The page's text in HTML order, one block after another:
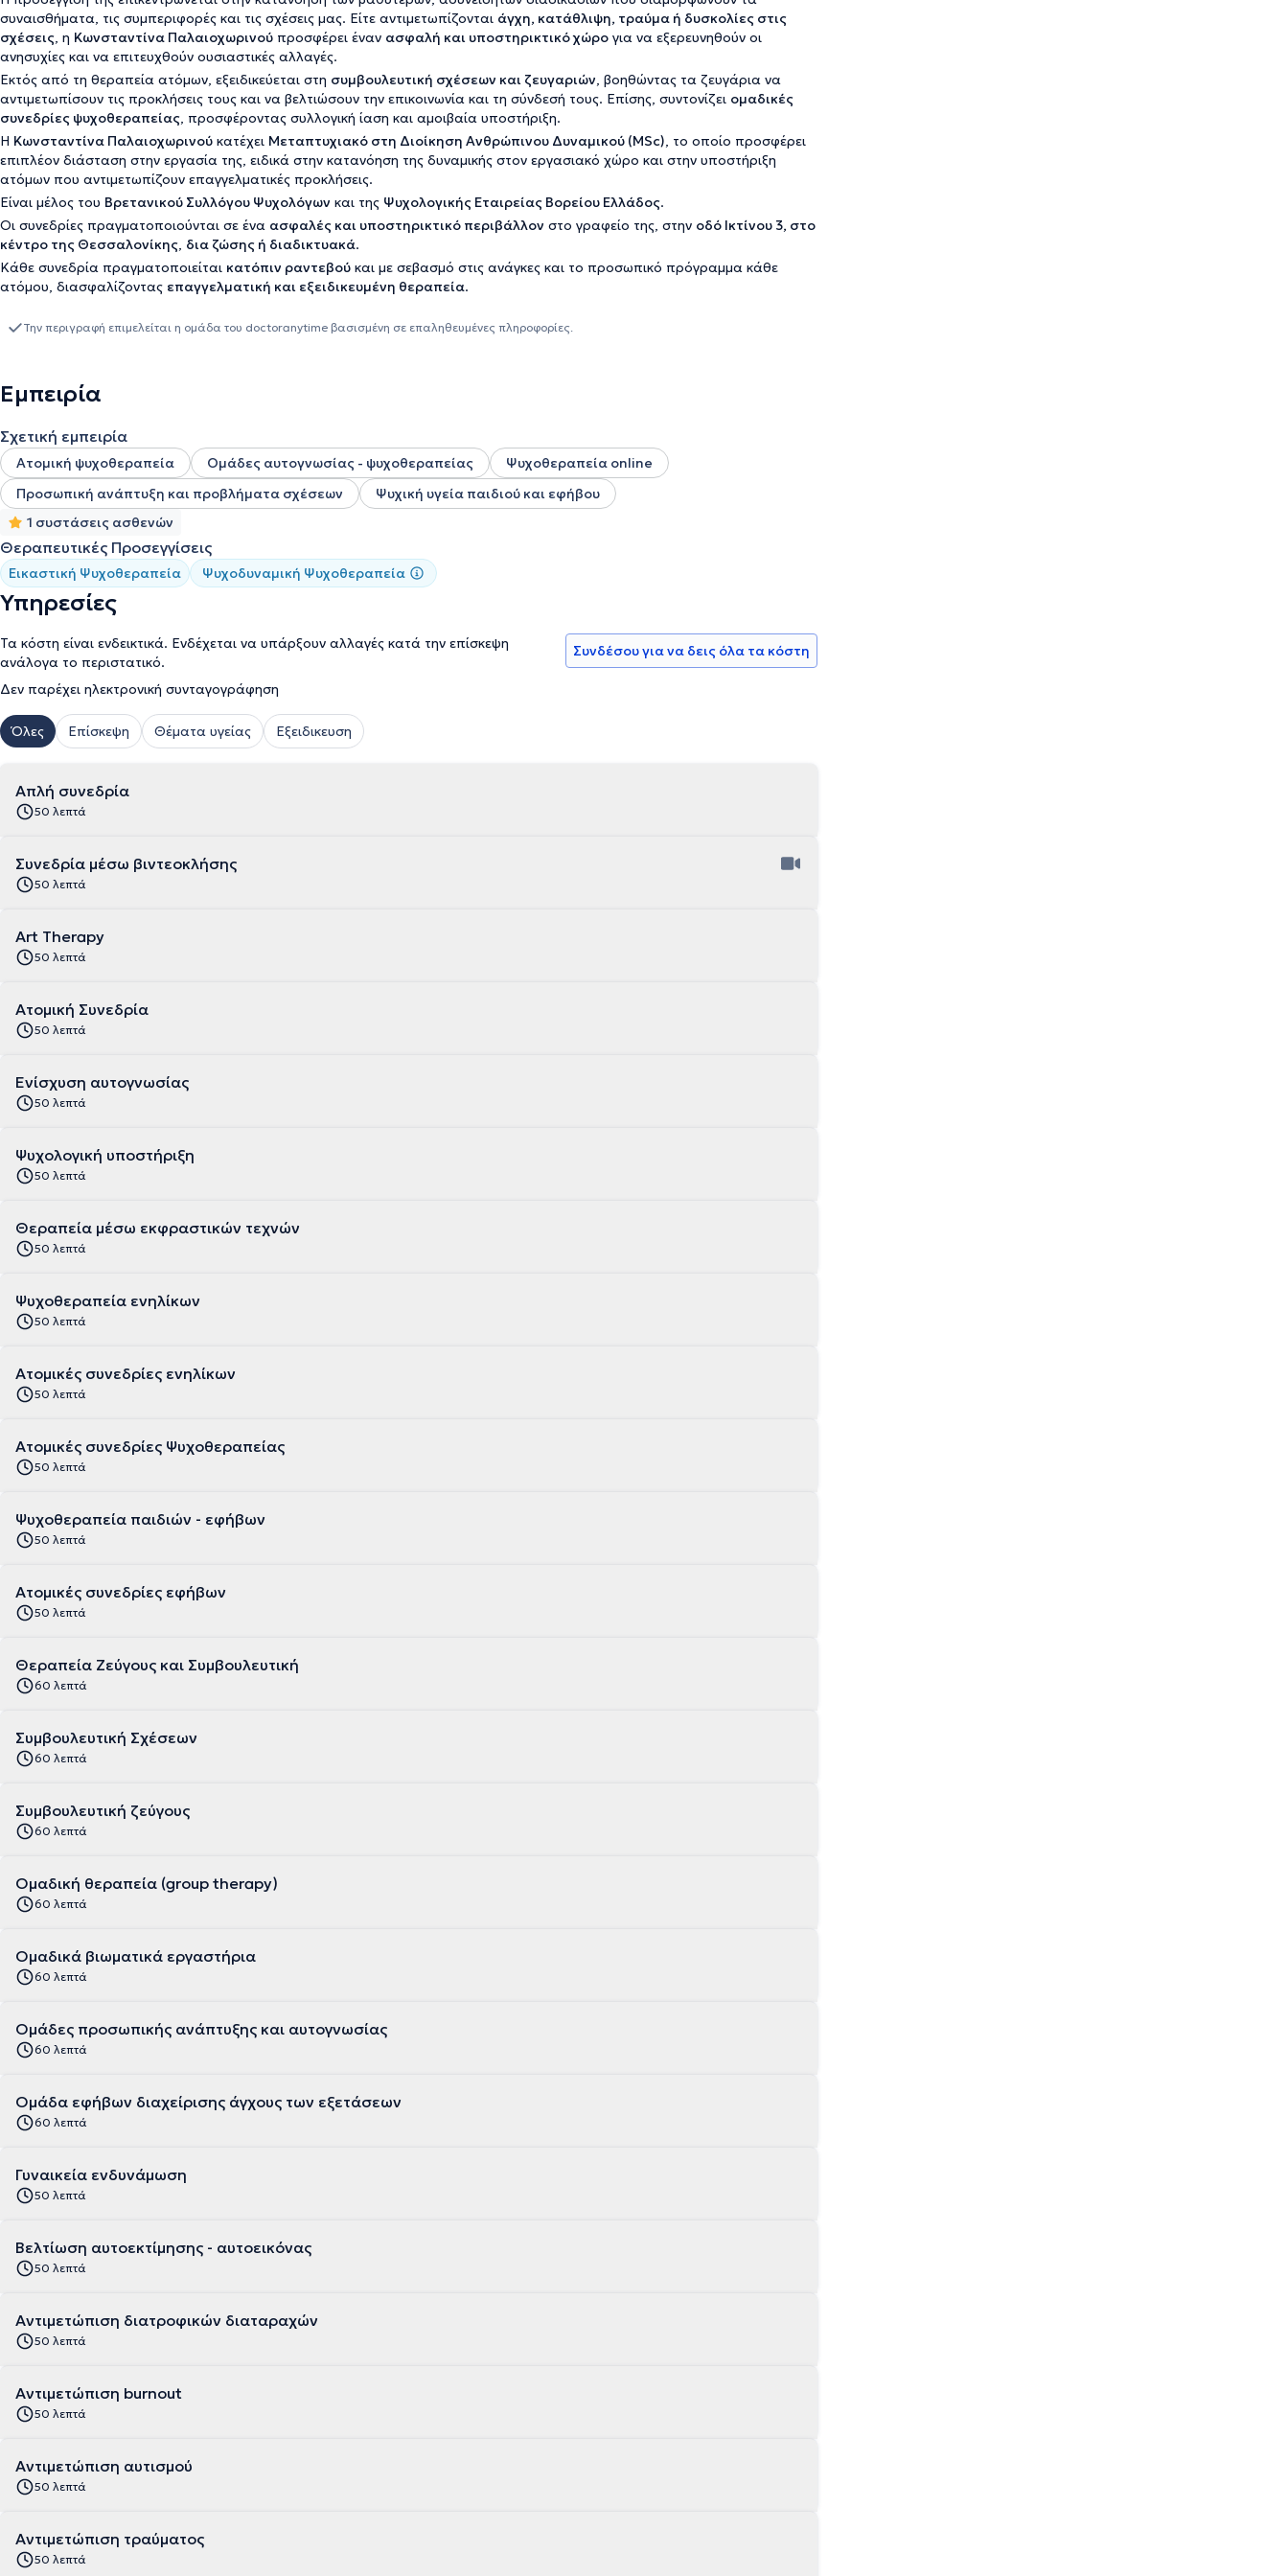
συναισθήματα, τις συμπεριφορές και τις σχέσεις μας. Είτε αντιμετωπίζονται άγχη, κατάθλιψη, τραύμα ή δυσκολίες στις
σχέσεις, η Κωνσταντίνα Παλαιοχωρινού προσφέρει έναν ασφαλή και υποστηρικτικό χώρο για να εξερευνηθούν οι
ανησυχίες και να επιτευχθούν ουσιαστικές αλλαγές.
Εκτός από τη θεραπεία ατόμων, εξειδικεύεται στη συμβουλευτική σχέσεων και ζευγαριών, βοηθώντας τα ζευγάρια να
αντιμετωπίσουν τις προκλήσεις τους και να βελτιώσουν την επικοινωνία και τη σύνδεσή τους. Επίσης, συντονίζει ομαδικές
συνεδρίες ψυχοθεραπείας, προσφέροντας συλλογική ίαση και αμοιβαία υποστήριξη.
Η Κωνσταντίνα Παλαιοχωρινού κατέχει Μεταπτυχιακό στη Διοίκηση Ανθρώπινου Δυναμικού (MSc), το οποίο προσφέρει
επιπλέον διάσταση στην εργασία της, ειδικά στην κατανόηση της δυναμικής στον εργασιακό χώρο και στην υποστήριξη
ατόμων που αντιμετωπίζουν επαγγελματικές προκλήσεις.
Είναι μέλος του Βρετανικού Συλλόγου Ψυχολόγων και της Ψυχολογικής Εταιρείας Βορείου Ελλάδος.
Οι συνεδρίες πραγματοποιούνται σε ένα ασφαλές και υποστηρικτικό περιβάλλον στο γραφείο της, στην οδό Ικτίνου 3, στο
κέντρο της Θεσσαλονίκης, δια ζώσης ή διαδικτυακά.
Κάθε συνεδρία πραγματοποιείται κατόπιν ραντεβού και με σεβασμό στις ανάγκες και το προσωπικό πρόγραμμα κάθε
ατόμου, διασφαλίζοντας επαγγελματική και εξειδικευμένη θεραπεία.
Την περιγραφή επιμελείται η ομάδα του doctoranytime βασισμένη σε επαληθευμένες πληροφορίες.
Εμπειρία
Σχετική εμπειρία
Ατομική ψυχοθεραπεία Ομάδες αυτογνωσίας - ψυχοθεραπείας
Ψυχοθεραπεία online
Προσωπική ανάπτυξη και προβλήματα σχέσεων
Ψυχική υγεία παιδιού και εφήβου
1 συστάσεις ασθενών
Θεραπευτικές Προσεγγίσεις
Εικαστική Ψυχοθεραπεία Ψυχοδυναμική Ψυχοθεραπεία
Υπηρεσίες
Τα κόστη είναι ενδεικτικά. Ενδέχεται να υπάρξουν αλλαγές κατά την επίσκεψη
ανάλογα το περιστατικό.
Δεν παρέχει ηλεκτρονική συνταγογράφηση
Συνδέσου για να δεις όλα τα κόστη
Όλες Επίσκεψη Θέματα υγείας Εξειδικευση
Απλή συνεδρία
50 λεπτά
Συνεδρία μέσω βιντεοκλήσης
50 λεπτά
Art Therapy
50 λεπτά
Ατομική Συνεδρία
50 λεπτά
Ενίσχυση αυτογνωσίας
50 λεπτά
Ψυχολογική υποστήριξη
50 λεπτά
Θεραπεία μέσω εκφραστικών τεχνών
50 λεπτά
Ψυχοθεραπεία ενηλίκων
50 λεπτά
Ατομικές συνεδρίες ενηλίκων
50 λεπτά
Ατομικές συνεδρίες Ψυχοθεραπείας
50 λεπτά
Ψυχοθεραπεία παιδιών - εφήβων
50 λεπτά
Ατομικές συνεδρίες εφήβων
50 λεπτά
Θεραπεία Ζεύγους και Συμβουλευτική
60 λεπτά
Συμβουλευτική Σχέσεων
60 λεπτά
Συμβουλευτική ζεύγους
60 λεπτά
Ομαδική θεραπεία (group therapy)
60 λεπτά
Ομαδικά βιωματικά εργαστήρια
60 λεπτά
Ομάδες προσωπικής ανάπτυξης και αυτογνωσίας
60 λεπτά
Ομάδα εφήβων διαχείρισης άγχους των εξετάσεων
60 λεπτά
Γυναικεία ενδυνάμωση
50 λεπτά
Βελτίωση αυτοεκτίμησης - αυτοεικόνας
50 λεπτά
Αντιμετώπιση διατροφικών διαταραχών
50 λεπτά
Αντιμετώπιση burnout
50 λεπτά
Αντιμετώπιση αυτισμού
50 λεπτά
Αντιμετώπιση τραύματος
50 λεπτά